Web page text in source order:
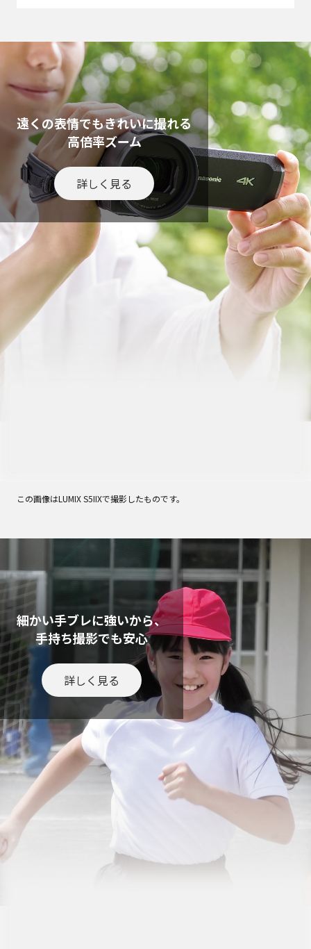
遠くの表情でもきれいに撮れる
高倍率ズーム
詳しく見る
この画像はLUMIX S5IIXで撮影したものです。
細かい手ブレに強いから、
手持ち撮影でも安心
詳しく見る